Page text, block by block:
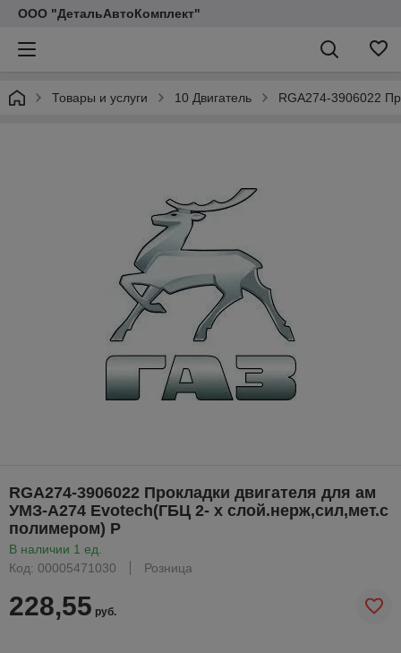
ООО "ДетальАвтоКомплект"
Товары и услуги 10 Двигатель RGA274-3906022
RGA274-3906022 Прокладки двигателя для ам
УМЗ-А274 Evotech(ГБЦ 2- х слой.нерж,сил,мет.с
полимером) P
В наличии 1 ед.
Код: 00005471030
Розница
228,55 руб.